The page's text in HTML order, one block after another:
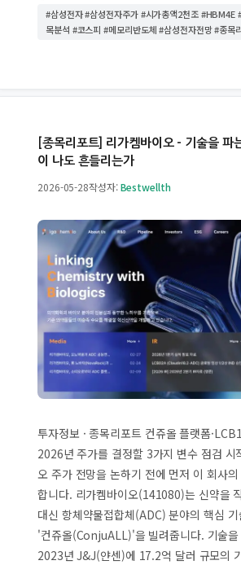
고
리
그
#삼성전자 #삼성전자주가 #시가총액2천조 #HBM4E
목분석 #코스피 #메모리반도체 #삼성전자전망 #종목
[종목리포트] 리가켐바이오 – 기술을 파
이 나도 흔들리는가
2026-05-28작성자:Bestwellth
투자정보 · 종목리포트 컨쥬올 플랫폼
2026년 주가를 결정할 3가지 변수 점검 시
오 주가 전망을 논하기 전에 먼저 이 회사
합니다. 리가켐바이오(141080)는 신약을
대신 항체약물접합체(ADC) 분야의 핵심
'컨쥬올(ConjuALL)'을 빌려줍니다. 기술을
2023년 J&J(얀센)에 17.2억 달러 규모의